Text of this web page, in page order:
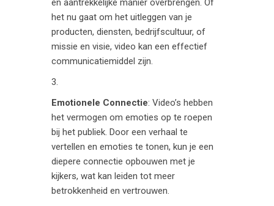
en aantrekkelijke manier overbrengen. Of
het nu gaat om het uitleggen van je
producten, diensten, bedrijfscultuur, of
missie en visie, video kan een effectief
communicatiemiddel zijn.
Emotionele Connectie: Video’s hebben
het vermogen om emoties op te roepen
bij het publiek. Door een verhaal te
vertellen en emoties te tonen, kun je een
diepere connectie opbouwen met je
kijkers, wat kan leiden tot meer
betrokkenheid en vertrouwen.